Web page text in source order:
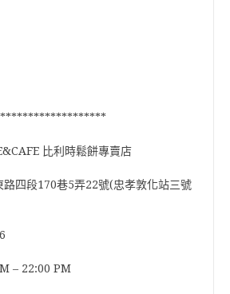
比利時鬆餅專賣店
路四段170巷5弄22號(忠孝敦化站三號
– 22:00 PM